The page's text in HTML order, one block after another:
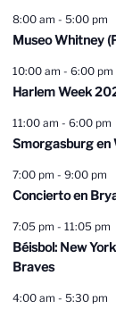
8:00 am - 5:00 pm
Museo Whitney
10:00 am - 6:00 pm
Harlem Week
11:00 am - 6:00 pm
Smorgasburg en
7:00 pm - 9:00 pm
Concierto en
7:05 pm - 11:05 pm
Béisbol: New
Braves
4:00 am - 5:30 pm